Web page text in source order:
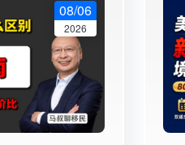
08/06
2026